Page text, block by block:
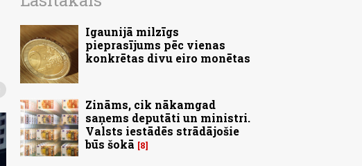
Igaunijā milzīgs
pieprasījums pēc vienas
konkrētas divu eiro monētas
Zināms, cik nākamgad
saņems deputāti un ministri.
Valsts iestādēs strādājošie
būs šokā
8